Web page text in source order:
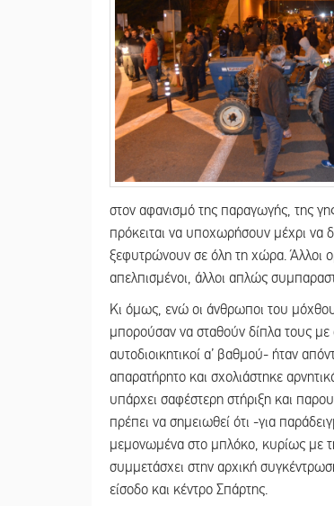
στον αφανισμό της παραγωγής, της
πρόκειται να υποχωρήσουν μέχρι να
ξεφυτρώνουν σε όλη τη χώρα. Άλλοι
απελπισμένοι, άλλοι απλώς
Κι όμως, ενώ οι άνθρωποι του
μπορούσαν να σταθούν δίπλα τους με
αυτοδιοικητικοί α’ βαθμού- ήταν
απαρατήρητο και σχολιάστηκε
υπάρχει σαφέστερη στήριξη και
πρέπει να σημειωθεί ότι -για
μεμονωμένα στο μπλόκο, κυρίως με
συμμετάσχει στην αρχική
είσοδο και κέντρο Σπάρτης.